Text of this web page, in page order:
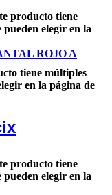
producto tiene
pueden elegir en la
tiene múltiples
en la página de
producto tiene
pueden elegir en la